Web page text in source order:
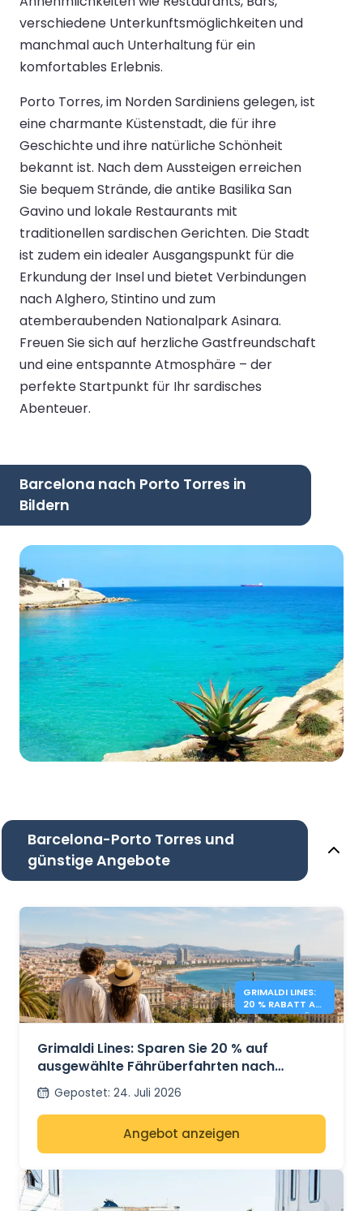
verschiedene Unterkunftsmöglichkeiten und
manchmal auch Unterhaltung für ein
komfortables Erlebnis.
Porto Torres, im Norden Sardiniens gelegen, ist
eine charmante Küstenstadt, die für ihre
Geschichte und ihre natürliche Schönheit
bekannt ist. Nach dem Aussteigen erreichen
Sie bequem Strände, die antike Basilika San
Gavino und lokale Restaurants mit
traditionellen sardischen Gerichten. Die Stadt
ist zudem ein idealer Ausgangspunkt für die
Erkundung der Insel und bietet Verbindungen
nach Alghero, Stintino und zum
atemberaubenden Nationalpark Asinara.
Freuen Sie sich auf herzliche Gastfreundschaft
und eine entspannte Atmosphäre – der
perfekte Startpunkt für Ihr sardisches
Abenteuer.
Barcelona nach Porto Torres in
Bildern
Barcelona-Porto Torres und
günstige Angebote
GRIMALDI LINES:
20 % RABATT AUF
MITTELMEERFÄHR
Grimaldi Lines: Sparen Sie 20 % auf
ausgewählte Fährüberfahrten nach
Sardinien, Sizilien und Spanien.
Gepostet: 24. Juli 2026
Angebot anzeigen